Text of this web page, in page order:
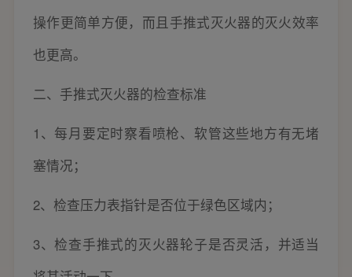
操作更简单方便，而且手推式灭火器的灭火效率
也更高。
二、手推式灭火器的检查标准
1、每月要定时察看喷枪、软管这些地方有无堵
塞情况；
2、检查压力表指针是否位于绿色区域内；
3、检查手推式的灭火器轮子是否灵活，并适当